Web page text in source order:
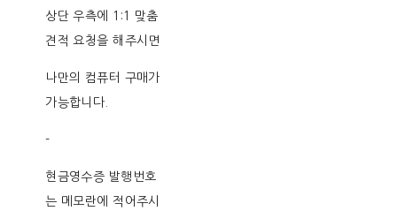
상단 우측에 1:1 맞춤
견적 요청을 해주시면
나만의 컴퓨터 구매가
가능합니다.
-
현금영수증 발행번호
는 메모란에 적어주시